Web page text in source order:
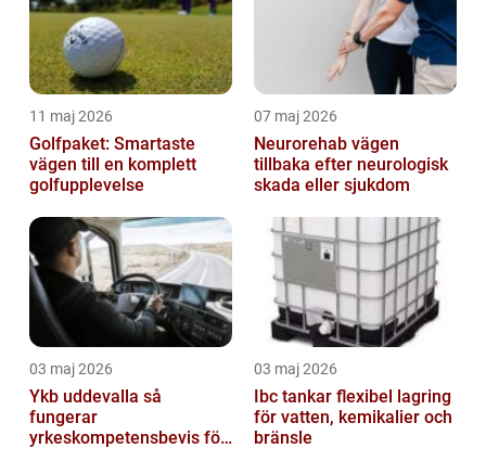
11 maj 2026
Golfpaket: Smartaste
vägen till en komplett
golfupplevelse
07 maj 2026
Neurorehab vägen
tillbaka efter neurologisk
skada eller sjukdom
03 maj 2026
Ykb uddevalla så
fungerar
yrkeskompetensbevis för
03 maj 2026
Ibc tankar flexibel lagring
för vatten, kemikalier och
bränsle